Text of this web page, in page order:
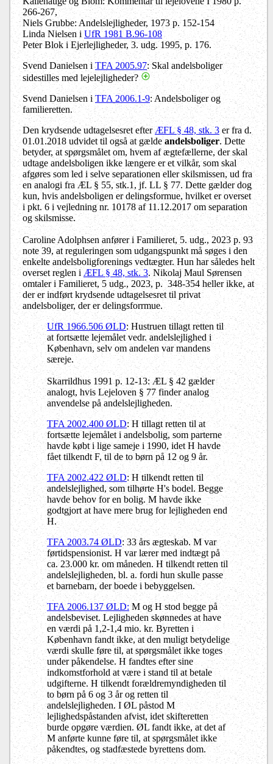
266-267,
Niels Grubbe: Andelslejligheder, 1973 p. 152-154
Linda Nielsen i UfR 1981 B.96-108
Peter Blok i Ejerlejligheder, 3. udg. 1995, p. 176.
Svend Danielsen iTFA 2005.97: Skal andelsboliger
sidestilles med lejelejligheder?
Svend Danielsen iTFA 2006.1-9: Andelsboliger og
familieretten.
Den krydsende udtagelsesret efterÆFL § 48, stk. 3er fra d.
01.01.2018 udvidet til også at gældeandelsboliger. Dette
betyder, at spørgsmålet om, hvem af ægtefællerne, der skal
udtage andelsboligen ikke længere er et vilkår, som skal
afgøres som led i selve separationen eller skilsmissen, ud fra
en analogi fra ÆL § 55, stk.1, jf. LL § 77. Dette gælder dog
kun, hvis andelsboligen er delingsformue, hvilket er overset
i pkt. 6 i vejledning nr. 10178 af 11.12.2017 om separation
og skilsmisse.
Caroline Adolphsen anfører i Familieret, 5. udg., 2023 p. 93
note 39, at reguleringen som udgangspunkt må søges i den
enkelte andelsboligforenings vedtægter. Hun har således helt
overset reglen iÆFL § 48, stk. 3. Nikolaj Maul Sørensen
omtaler i Familieret, 5 udg., 2023, p. 348-354 heller ikke, at
der er indført krydsende udtagelsesret til privat
andelsboliger, der er delingsforrmue.
UfR 1966.506 ØLD: Hustruen tillagt retten til
at fortsætte lejemålet vedr. andelslejlighed i
København, selv om andelen var mandens
særeje.
Skarrildhus 1991 p. 12-13: ÆL § 42 gælder
analogt, hvis Lejeloven § 77 finder analog
anvendelse på andelslejligheden.
TFA 2002.400 ØLD: H tillagt retten til at
fortsætte lejemålet i andelsbolig, som parterne
havde købt i lige sameje i 1990, idet H havde
fået tilkendt F, til de to børn på 12 og 9 år.
TFA 2002.422 ØLD: H tilkendt retten til
andelslejlighed, som tilhørte H's bodel. Begge
havde behov for en bolig. M havde ikke
godtgjort at have mere brug for lejligheden end
H.
TFA 2003.74 ØLD: 33 års ægteskab. M var
førtidspensionist. H var lærer med indtægt på
ca. 23.000 kr. om måneden. H tilkendt retten til
andelslejligheden, bl. a. fordi hun skulle passe
et barnebarn, der boede i bebyggelsen.
TFA 2006.137 ØLD:M og H stod begge på
andelsbeviset. Lejligheden skønnedes at have
en værdi på 1,2-1,4 mio. kr. Byretten i
København fandt ikke, at den muligt betydelige
værdi skulle føre til, at spørgsmålet ikke toges
under påkendelse. H fandtes efter sine
indkomstforhold at være i stand til at betale
udgifterne. H tilkendt forældremyndigheden til
to børn på 6 og 3 år og retten til
andelslejligheden. I ØL påstod M
lejlighedspåstanden afvist, idet skifteretten
burde opgøre værdien. ØL fandt ikke, at det af
M anførte kunne føre til, at spørgsmålet ikke
påkendtes, og stadfæstede byrettens dom.